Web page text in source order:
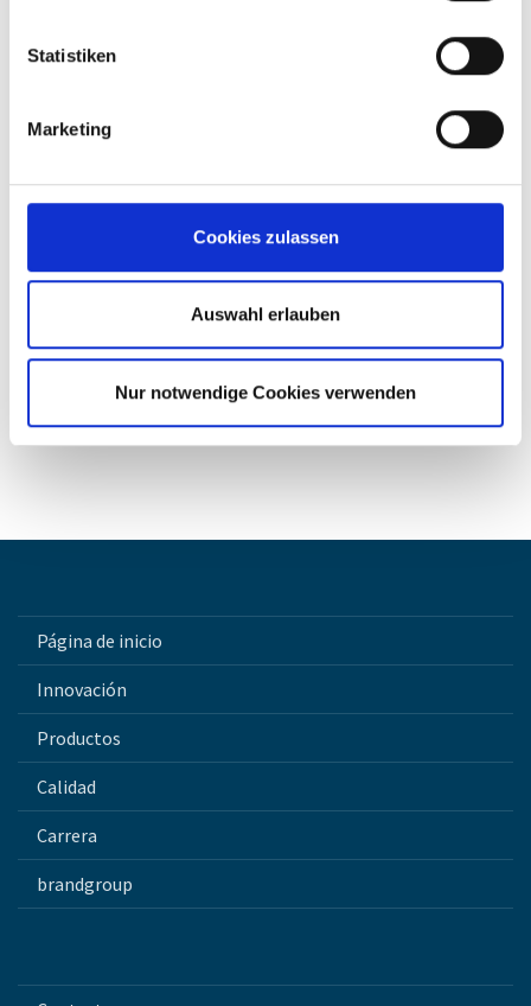
Statistiken
Marketing
Cookies zulassen
Auswahl erlauben
Nur notwendige Cookies verwenden
Ralph Oberbiermann
Cuentas clave – Jefatura
e-
Mail:roberbiermann@brand-
Tel.:+49 151 463 195 75
Página de inicio
Innovación
Productos
Calidad
Carrera
brandgroup